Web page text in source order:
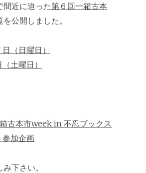
間近に迫った第６回一箱古本
公開しました。
（日曜日）
土曜日）
古本市week in 不忍ブックス
参加企画
下さい。